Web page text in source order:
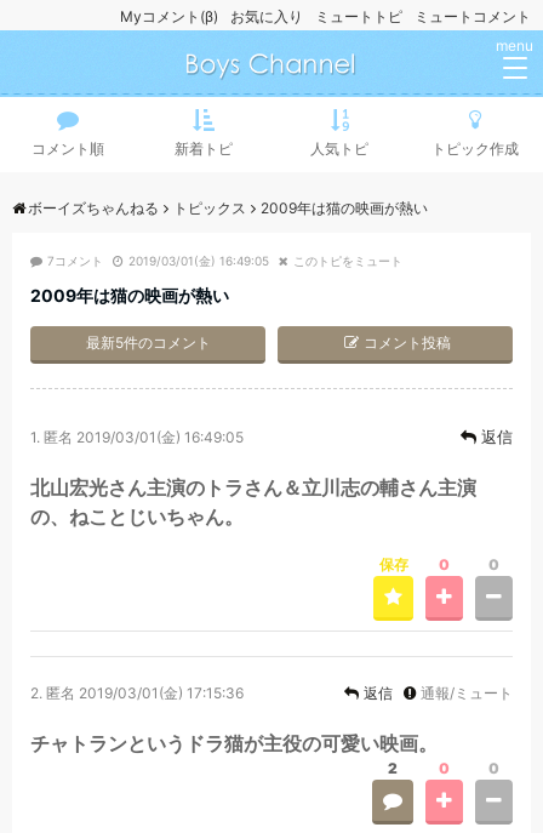
ミュートコメント
ミュートトピ
お気に入り
Myコメント(β)
menu
コメント順 新着トピ 人気トピ トピック作成
ボーイズちゃんねる トピックス 2009年は猫の映画が熱い
7コメント 2019/03/01(金) 16:49:05 このトピをミュート
2009年は猫の映画が熱い
コメント投稿
最新5件のコメント
1. 匿名 2019/03/01(金) 16:49:05 返信
北山宏光さん主演のトラさん＆立川志の輔さん主演
の、ねことじいちゃん。
保存 0 0
2. 匿名 2019/03/01(金) 17:15:36 返信 通報/ミュート
チャトランというドラ猫が主役の可愛い映画。
2 0 0